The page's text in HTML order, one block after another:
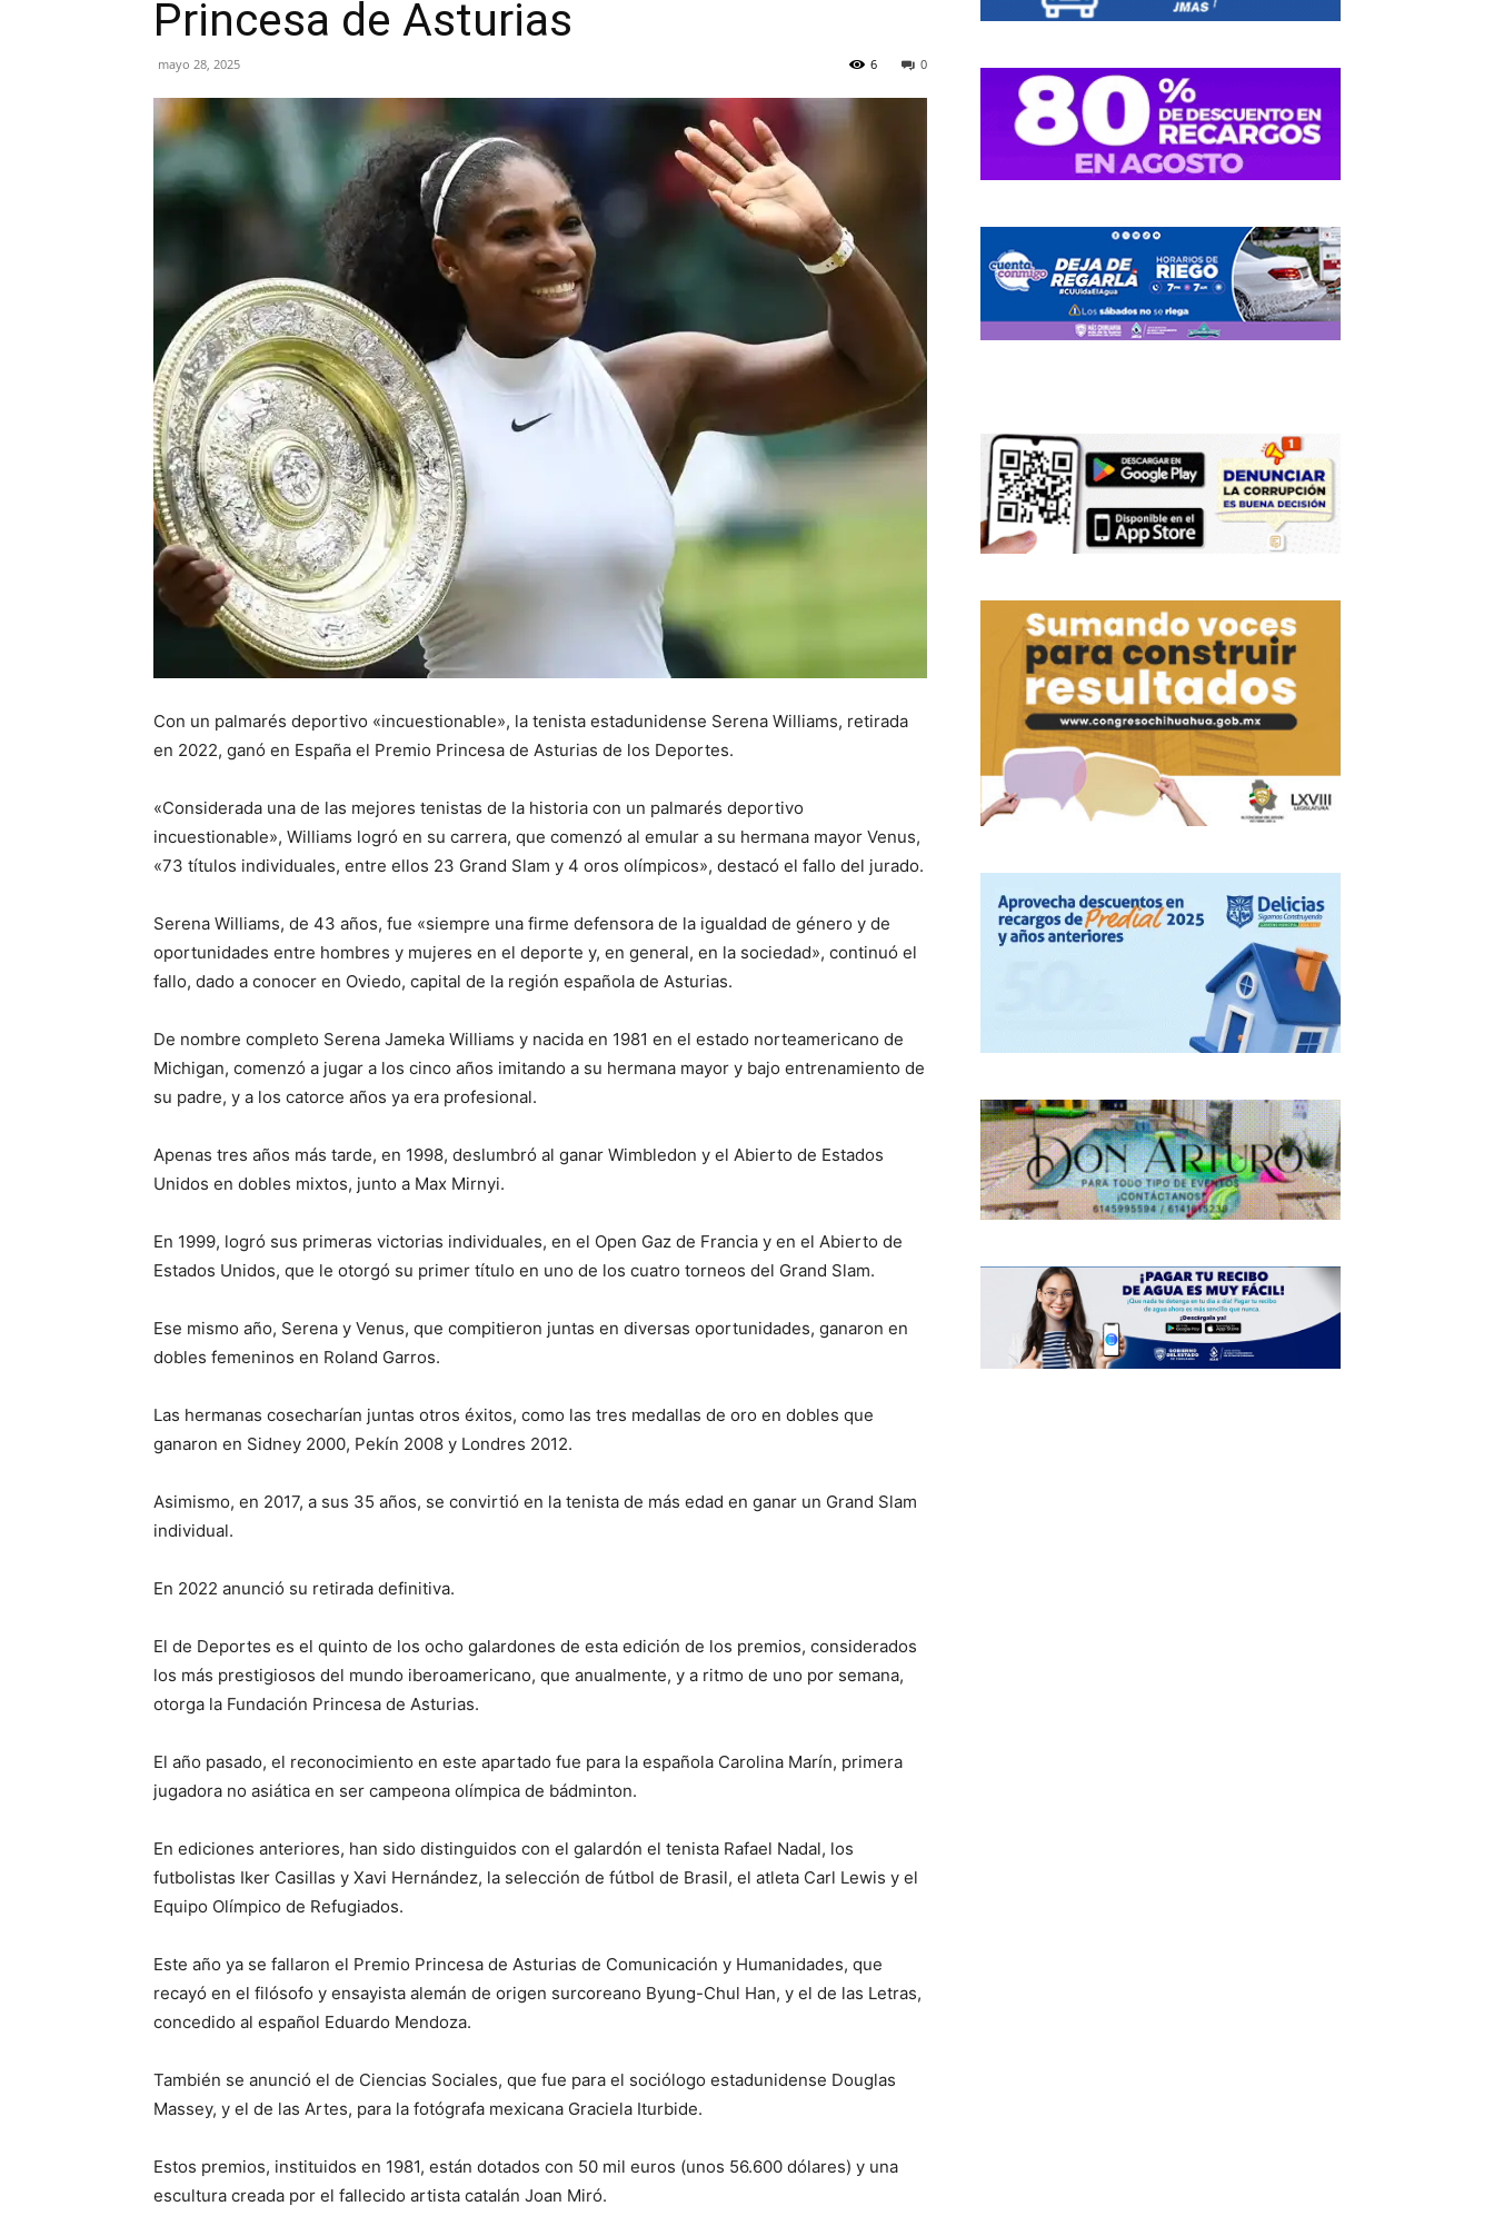
Chihuahua
Princesa de Asturias
mayo 28, 2025 0
6
Con un palmarés deportivo «incuestionable», la tenista estadunidense Serena Williams, retirada
en 2022, ganó en España el Premio Princesa de Asturias de los Deportes.
«Considerada una de las mejores tenistas de la historia con un palmarés deportivo
incuestionable», Williams logró en su carrera, que comenzó al emular a su hermana mayor Venus,
«73 títulos individuales, entre ellos 23 Grand Slam y 4 oros olímpicos», destacó el fallo del jurado.
Serena Williams, de 43 años, fue «siempre una firme defensora de la igualdad de género y de
oportunidades entre hombres y mujeres en el deporte y, en general, en la sociedad», continuó el
fallo, dado a conocer en Oviedo, capital de la región española de Asturias.
De nombre completo Serena Jameka Williams y nacida en 1981 en el estado norteamericano de
Michigan, comenzó a jugar a los cinco años imitando a su hermana mayor y bajo entrenamiento de
su padre, y a los catorce años ya era profesional.
Apenas tres años más tarde, en 1998, deslumbró al ganar Wimbledon y el Abierto de Estados
Unidos en dobles mixtos, junto a Max Mirnyi.
En 1999, logró sus primeras victorias individuales, en el Open Gaz de Francia y en el Abierto de
Estados Unidos, que le otorgó su primer título en uno de los cuatro torneos del Grand Slam.
Ese mismo año, Serena y Venus, que compitieron juntas en diversas oportunidades, ganaron en
dobles femeninos en Roland Garros.
Las hermanas cosecharían juntas otros éxitos, como las tres medallas de oro en dobles que
ganaron en Sidney 2000, Pekín 2008 y Londres 2012.
Asimismo, en 2017, a sus 35 años, se convirtió en la tenista de más edad en ganar un Grand Slam
individual.
En 2022 anunció su retirada definitiva.
El de Deportes es el quinto de los ocho galardones de esta edición de los premios, considerados
los más prestigiosos del mundo iberoamericano, que anualmente, y a ritmo de uno por semana,
otorga la Fundación Princesa de Asturias.
El año pasado, el reconocimiento en este apartado fue para la española Carolina Marín, primera
jugadora no asiática en ser campeona olímpica de bádminton.
En ediciones anteriores, han sido distinguidos con el galardón el tenista Rafael Nadal, los
futbolistas Iker Casillas y Xavi Hernández, la selección de fútbol de Brasil, el atleta Carl Lewis y el
Equipo Olímpico de Refugiados.
Este año ya se fallaron el Premio Princesa de Asturias de Comunicación y Humanidades, que
recayó en el filósofo y ensayista alemán de origen surcoreano Byung-Chul Han, y el de las Letras,
concedido al español Eduardo Mendoza.
También se anunció el de Ciencias Sociales, que fue para el sociólogo estadunidense Douglas
Massey, y el de las Artes, para la fotógrafa mexicana Graciela Iturbide.
Estos premios, instituidos en 1981, están dotados con 50 mil euros (unos 56.600 dólares) y una
escultura creada por el fallecido artista catalán Joan Miró.